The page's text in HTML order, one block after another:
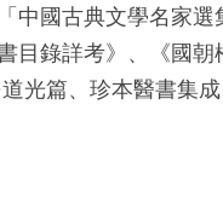
國古典文學名家選
錄詳考》、《國朝
光篇、珍本醫書集